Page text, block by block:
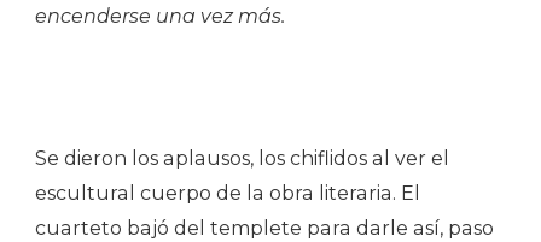
encenderse una vez más.
Se dieron los aplausos, los chiflidos al ver el
escultural cuerpo de la obra literaria. El
cuarteto bajó del templete para darle así, paso